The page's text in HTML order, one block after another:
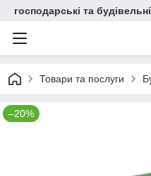
господарські та
Товари та послуги
–20%